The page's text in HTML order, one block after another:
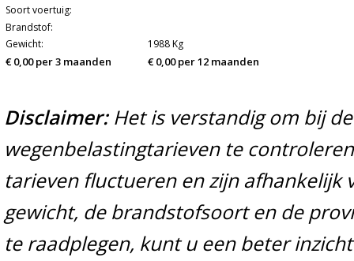
Soort voertuig:
Brandstof:
Gewicht:
1988 Kg
€ 0,00 per 3 maanden € 0,00 per 12 maanden
Disclaimer:Het is verstandig om bij
wegenbelastingtarieven te
tarieven fluctueren en zijn afhankelijk
gewicht, de brandstofsoort en de
te raadplegen, kunt u een beter